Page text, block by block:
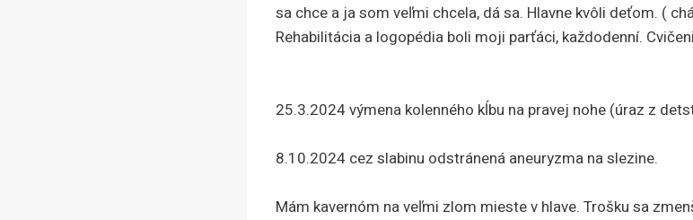
sa chce a ja som veľmi chcela, dá sa. Hlavne kvôli deťom. (
Rehabilitácia a logopédia boli moji parťáci, každodenní.
25.3.2024 výmena kolenného kĺbu na pravej nohe (úraz z
8.10.2024 cez slabinu odstránená aneuryzma na slezine.
Mám kavernóm na veľmi zlom mieste v hlave. Trošku sa